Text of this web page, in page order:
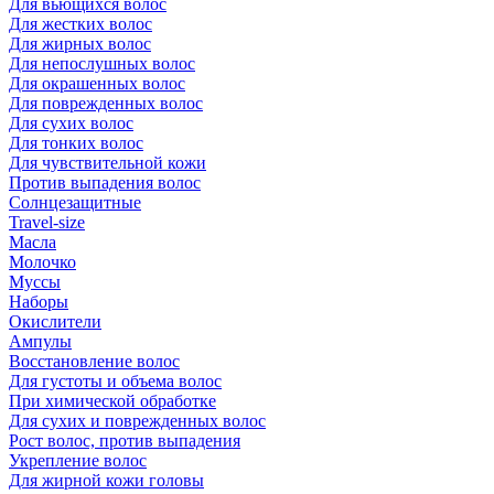
Для вьющихся волос
Для жестких волос
Для жирных волос
Для непослушных волос
Для окрашенных волос
Для поврежденных волос
Для сухих волос
Для тонких волос
Для чувствительной кожи
Против выпадения волос
Солнцезащитные
Travel-size
Масла
Молочко
Муссы
Наборы
Окислители
Ампулы
Восстановление волос
Для густоты и объема волос
При химической обработке
Для сухих и поврежденных волос
Рост волос, против выпадения
Укрепление волос
Для жирной кожи головы